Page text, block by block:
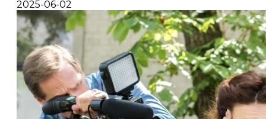
2025-06-02